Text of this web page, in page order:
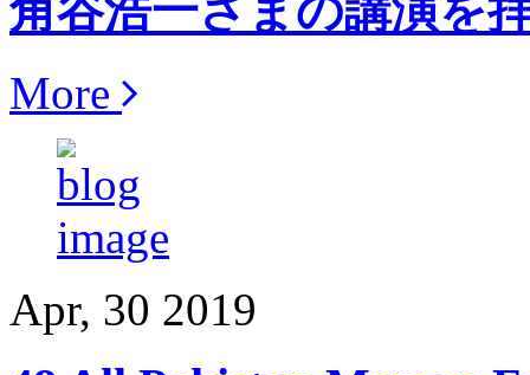
角谷浩一さまの講演を
More
Apr, 30 2019